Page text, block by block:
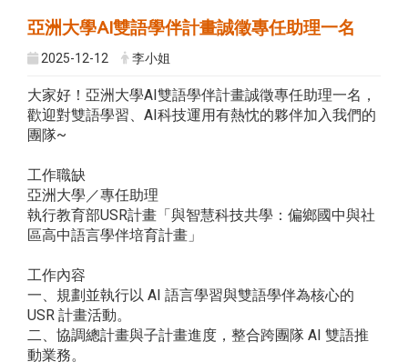
亞洲大學AI雙語學伴計畫誠徵專任助理一名
2025-12-12 李小姐
大家好！亞洲大學AI雙語學伴計畫誠徵專任助理一名，
歡迎對雙語學習、AI科技運用有熱忱的夥伴加入我們的
團隊~
工作職缺
亞洲大學／專任助理
執行教育部USR計畫「與智慧科技共學：偏鄉國中與社
區高中語言學伴培育計畫」
工作內容
一、規劃並執行以 AI 語言學習與雙語學伴為核心的
USR 計畫活動。
二、協調總計畫與子計畫進度，整合跨團隊 AI 雙語推
動業務。